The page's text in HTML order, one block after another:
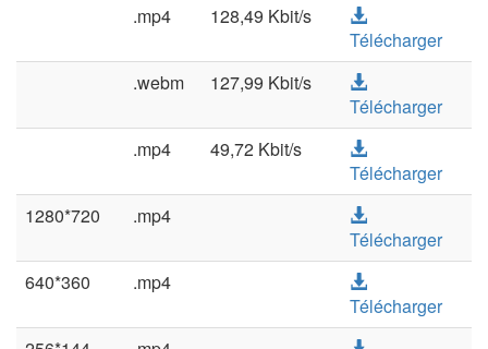
.mp4
128,49 Kbit/s
Télécharger
.webm
127,99 Kbit/s
Télécharger
.mp4
49,72 Kbit/s
Télécharger
1280*720
.mp4
Télécharger
640*360
.mp4
Télécharger